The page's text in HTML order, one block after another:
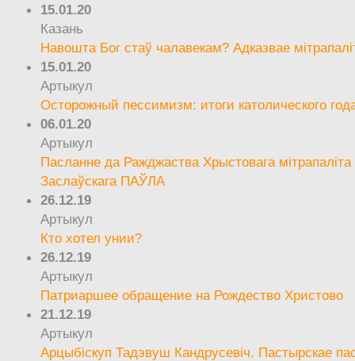
15.01.20
Казань
Навошта Бог стаў чалавекам? Адказвае
15.01.20
Артыкул
Осторожный пессимизм: итоги католического
06.01.20
Артыкул
Пасланне да Ражджаства Хрыстовага мітрапаліта
Заслаўскага ПАЎЛА
26.12.19
Артыкул
Кто хотел унии?
26.12.19
Артыкул
Патриаршее обращение на Рождество Христово
21.12.19
Артыкул
Арцыбіскуп Тадэвуш Кандрусевіч. Пастырскае